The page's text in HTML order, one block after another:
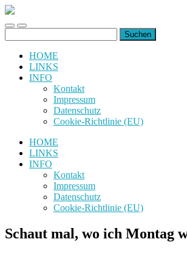
uiuiuiuiuiuiui.de
Toggle
mobile
Toggle
search
nach:
HOME
LINKS
INFO
Kontakt
Impressum
Datenschutz
Cookie-Richtlinie (EU)
HOME
LINKS
INFO
Kontakt
Impressum
Datenschutz
Cookie-Richtlinie (EU)
Schaut mal, wo ich Montag